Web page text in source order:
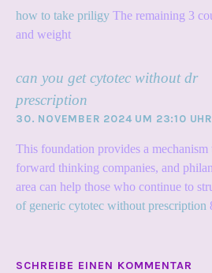
how to take priligy The remaining 3
and weight
can you get cytotec without dr
prescription
30. NOVEMBER 2024 UM 23:10 UHR
This foundation provides a
forward thinking companies, and
area can help those who continue to
of generic cytotec without prescription
SCHREIBE EINEN KOMMENTAR